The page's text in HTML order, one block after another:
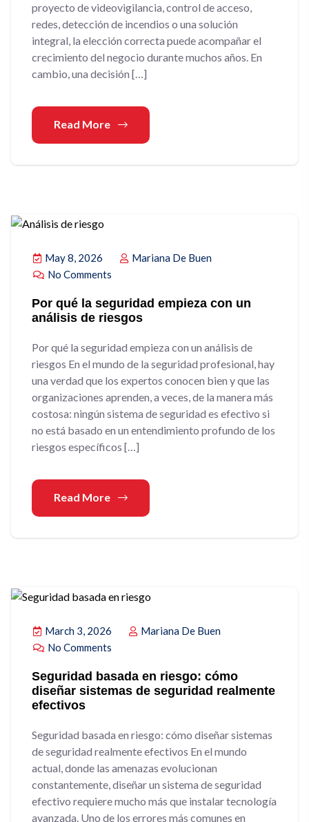
proyecto de videovigilancia, control de acceso,
redes, detección de incendios o una solución
integral, la elección correcta puede acompañar el
crecimiento del negocio durante muchos años. En
cambio, una decisión […]
Read More
May 8, 2026
Mariana De Buen
No Comments
Por qué la seguridad empieza con un
análisis de riesgos
Por qué la seguridad empieza con un análisis de
riesgos En el mundo de la seguridad profesional, hay
una verdad que los expertos conocen bien y que las
organizaciones aprenden, a veces, de la manera más
costosa: ningún sistema de seguridad es efectivo si
no está basado en un entendimiento profundo de los
riesgos específicos […]
Read More
March 3, 2026
Mariana De Buen
No Comments
Seguridad basada en riesgo: cómo
diseñar sistemas de seguridad realmente
efectivos
Seguridad basada en riesgo: cómo diseñar sistemas
de seguridad realmente efectivos En el mundo
actual, donde las amenazas evolucionan
constantemente, diseñar un sistema de seguridad
efectivo requiere mucho más que instalar tecnología
avanzada. Uno de los errores más comunes en